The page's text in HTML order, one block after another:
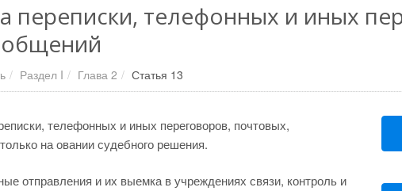
переписки, телефонных и иных
Раздел I Глава 2 Статья 13
телефонных и иных переговоров, почтовых,
на овании судебного решения.
отправления и их выемка в учреждениях связи, контроль и